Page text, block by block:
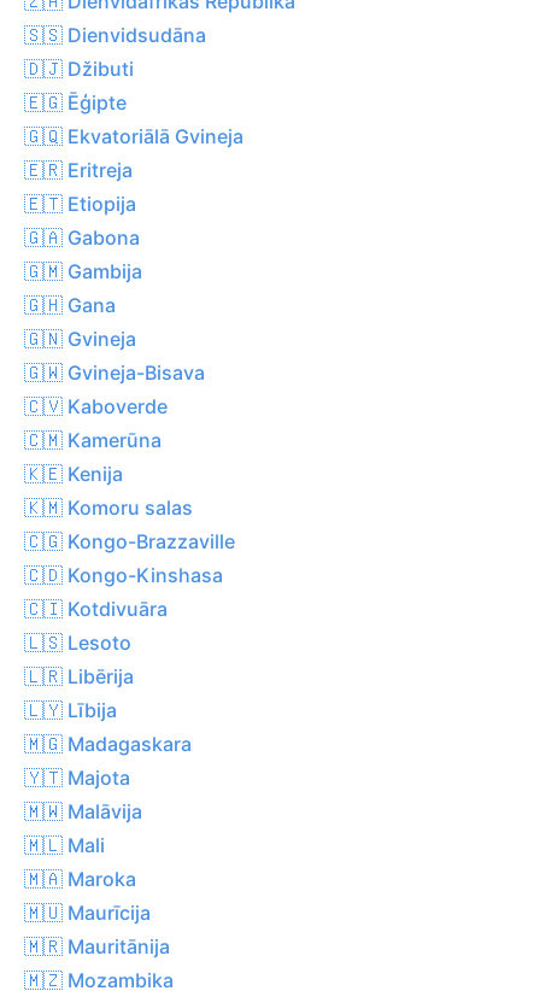
🇸🇸 Dienvidsudāna
🇩🇯 Džibuti
🇪🇬 Ēģipte
🇬🇶 Ekvatoriālā Gvineja
🇪🇷 Eritreja
🇪🇹 Etiopija
🇬🇦 Gabona
🇬🇲 Gambija
🇬🇭 Gana
🇬🇳 Gvineja
🇬🇼 Gvineja-Bisava
🇨🇻 Kaboverde
🇨🇲 Kamerūna
🇰🇪 Kenija
🇰🇲 Komoru salas
🇨🇬 Kongo-Brazzaville
🇨🇩 Kongo-Kinshasa
🇨🇮 Kotdivuāra
🇱🇸 Lesoto
🇱🇷 Libērija
🇱🇾 Lībija
🇲🇬 Madagaskara
🇾🇹 Majota
🇲🇼 Malāvija
🇲🇱 Mali
🇲🇦 Maroka
🇲🇺 Maurīcija
🇲🇷 Mauritānija
🇲🇿 Mozambika